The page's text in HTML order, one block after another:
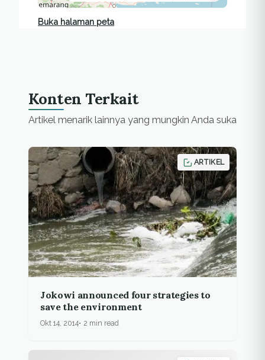
Buka halaman peta
Konten Terkait
Artikel menarik lainnya yang mungkin Anda suka
ARTIKEL
Jokowi announced four strategies to
save the environment
Okt 14, 2014 2 min read